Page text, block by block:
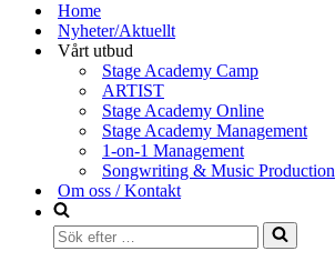
Home
Nyheter/Aktuellt
Vårt utbud
Stage Academy Camp
ARTIST
Stage Academy Online
Stage Academy Management
1-on-1 Management
Songwriting & Music Production
Om oss / Kontakt